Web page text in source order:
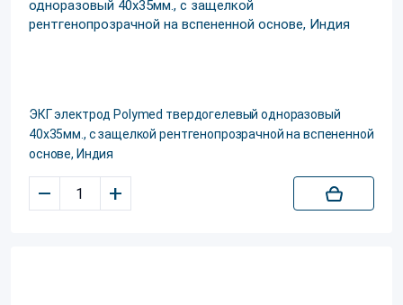
ЭКГ электрод Polуmed твердогелевый одноразовый
40x35мм., с защелкой рентгенопрозрачной на вспененной
основе, Индия
– +